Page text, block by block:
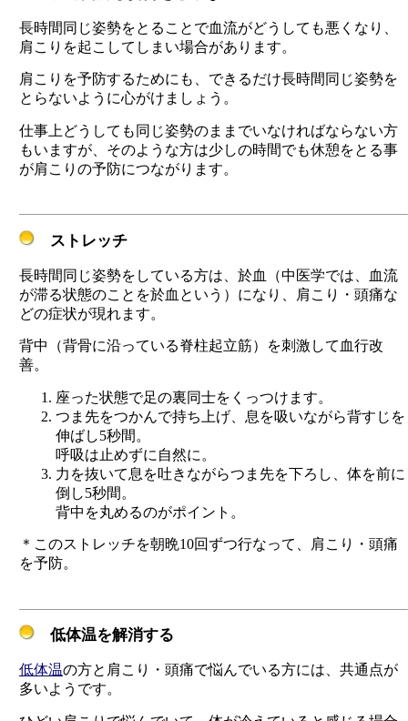
長時間同じ姿勢をとることで血流がどうしても悪くなり、
肩こりを起こしてしまい場合があります。
肩こりを予防するためにも、できるだけ長時間同じ姿勢を
とらないように心がけましょう。
仕事上どうしても同じ姿勢のままでいなければならない方
もいますが、そのような方は少しの時間でも休憩をとる事
が肩こりの予防につながります。
ストレッチ
長時間同じ姿勢をしている方は、於血（中医学では、血流
が滞る状態のことを於血という）になり、肩こり・頭痛な
どの症状が現れます。
背中（背骨に沿っている脊柱起立筋）を刺激して血行改
善。
座った状態で足の裏同士をくっつけます。
つま先をつかんで持ち上げ、息を吸いながら背すじを
伸ばし5秒間。
呼吸は止めずに自然に。
力を抜いて息を吐きながらつま先を下ろし、体を前に
倒し5秒間。
背中を丸めるのがポイント。
＊このストレッチを朝晩10回ずつ行なって、肩こり・頭痛
を予防。
低体温を解消する
低体温の方と肩こり・頭痛で悩んでいる方には、共通点が
多いようです。